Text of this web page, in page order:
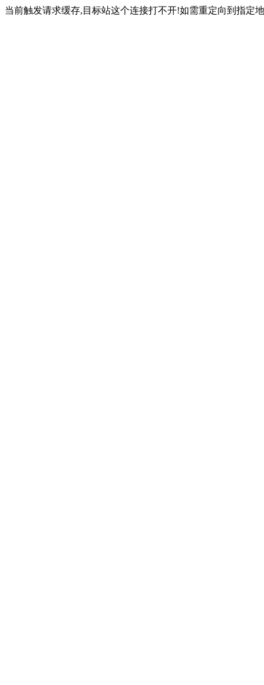
当前触发请求缓存,目标站这个连接打不开!如需重定向到指定